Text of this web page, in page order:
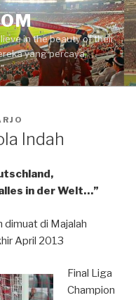
in the beauty of their
yang percaya
Indah
in der Welt…”
dimuat di Majalah
April 2013
Final Liga
Champion